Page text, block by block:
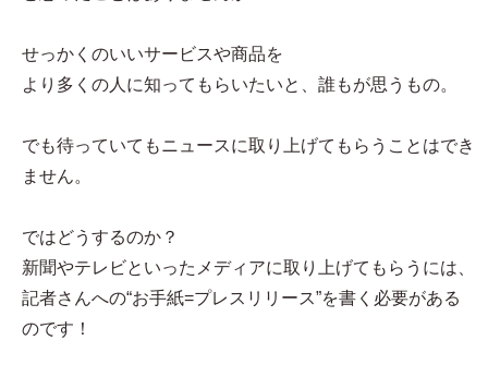
せっかくのいいサービスや商品を
より多くの人に知ってもらいたいと、誰もが思うもの。
でも待っていてもニュースに取り上げてもらうことはでき
ません。
ではどうするのか？
新聞やテレビといったメディアに取り上げてもらうには、
記者さんへの“お手紙=プレスリリース”を書く必要がある
のです！